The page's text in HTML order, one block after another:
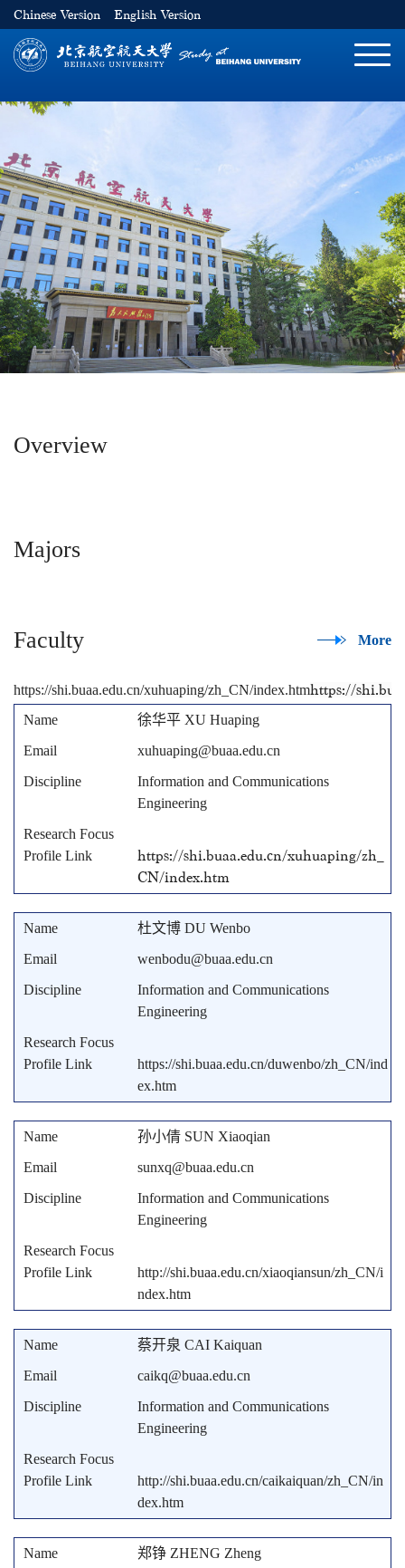
Chinese Version English Version
切
航
Overview
Majors
Faculty More
https://shi.buaa.edu.cn/xuhuaping/zh_CN/index.htmhttps://
徐华平 XU Huaping
xuhuaping@buaa.edu.cn
Information and Communications
Engineering
https://shi.buaa.edu.cn/xuhuaping/zh_
CN/index.htm
杜文博 DU Wenbo
wenbodu@buaa.edu.cn
Information and Communications
Engineering
https://shi.buaa.edu.cn/duwenbo/zh_CN/ind
ex.htm
孙小倩 SUN Xiaoqian
sunxq@buaa.edu.cn
Information and Communications
Engineering
http://shi.buaa.edu.cn/xiaoqiansun/zh_CN/i
ndex.htm
蔡开泉 CAI Kaiquan
caikq@buaa.edu.cn
Information and Communications
Engineering
http://shi.buaa.edu.cn/caikaiquan/zh_CN/in
dex.htm
郑铮 ZHENG Zheng